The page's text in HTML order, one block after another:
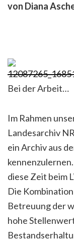
von Diana
Bei der Arbeit…
Im Rahmen
Landesarchiv
ein Archiv aus
diese Zeit beim
Die
Betreuung der
hohe